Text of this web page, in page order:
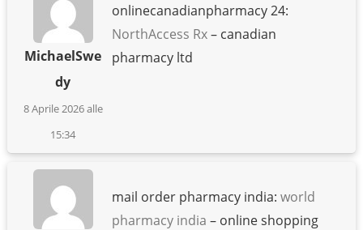
MichaelSwe
dy
8 Aprile 2026 alle
15:34
onlinecanadianpharmacy 24:
NorthAccess Rx– canadian
pharmacy ltd
mail order pharmacy india: world
pharmacy india – online shopping